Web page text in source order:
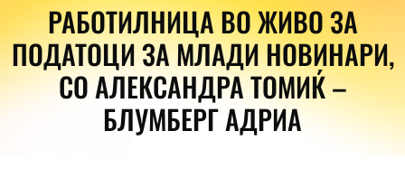
РАБОТИЛНИЦА ВО ЖИВО ЗА
ПОДАТОЦИ ЗА МЛАДИ НОВИНАРИ,
СО АЛЕКСАНДРА ТОМИЌ –
БЛУМБЕРГ АДРИА